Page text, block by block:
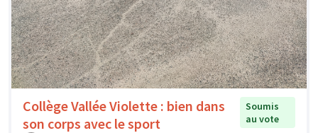
Collège Vallée Violette : bien dans
son corps avec le sport
Soumis
au vote